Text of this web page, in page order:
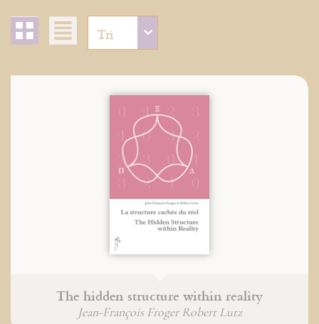
The hidden structure within reality
Jean-François Froger Robert Lutz